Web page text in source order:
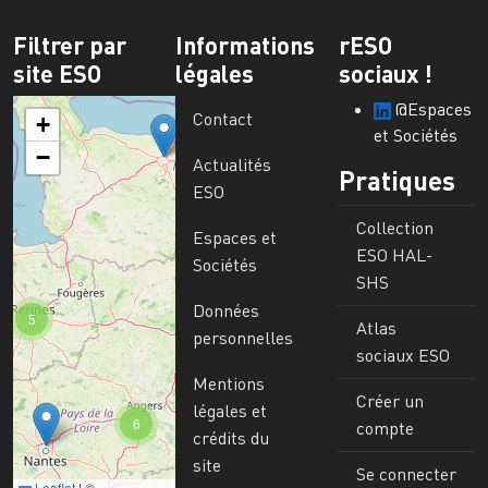
Filtrer par
site ESO
6
5
+
−
Informations
légales
Contact
Actualités
ESO
Espaces et
Sociétés
Données
personnelles
Mentions
légales et
crédits du
site
rESO
sociaux !
@Espaces
et Sociétés
Pratiques
Collection
ESO HAL-
SHS
Atlas
sociaux ESO
Créer un
compte
Se connecter